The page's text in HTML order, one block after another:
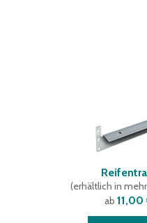
(erhältlich in
ab11,00